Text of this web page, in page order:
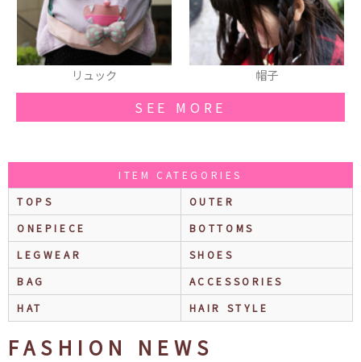
SEE MORE
ITEM CATEGORIES
TOPS
OUTER
ONEPIECE
BOTTOMS
LEGWEAR
SHOES
BAG
ACCESSORIES
HAT
HAIR STYLE
FASHION NEWS